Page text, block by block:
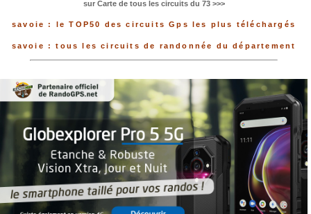
sur Carte de tous les circuits du 73 >>>
savoie : le TOP50 des circuits Gps les plus téléchargés
savoie : tous les circuits de randonnée du département